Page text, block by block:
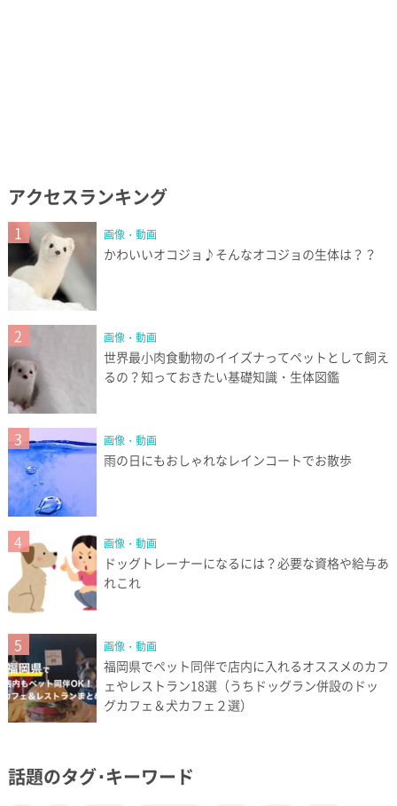
アクセスランキング
1 画像・動画
かわいいオコジョ♪そんなオコジョの生体は？？
2 画像・動画
世界最小肉食動物のイイズナってペットとして飼え
るの？知っておきたい基礎知識・生体図鑑
3 画像・動画
雨の日にもおしゃれなレインコートでお散歩
4 画像・動画
ドッグトレーナーになるには？必要な資格や給与あ
れこれ
5 画像・動画
福岡県でペット同伴で店内に入れるオススメのカフ
ェやレストラン18選（うちドッグラン併設のドッ
グカフェ＆犬カフェ２選）
話題のタグ･キーワード